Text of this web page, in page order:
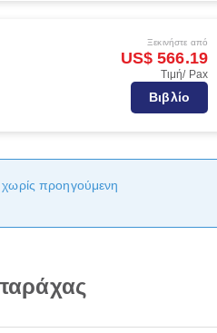
Ξεκινήστε από
US$ 566.19
Τιμή/ Pax
Βιβλίο
χωρίς προηγούμενη